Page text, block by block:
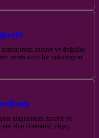
zarafet ve doğallık
veren öncü bir dekorasyon
alanlarınıza zarafet ve
alan firmamız, ahşap